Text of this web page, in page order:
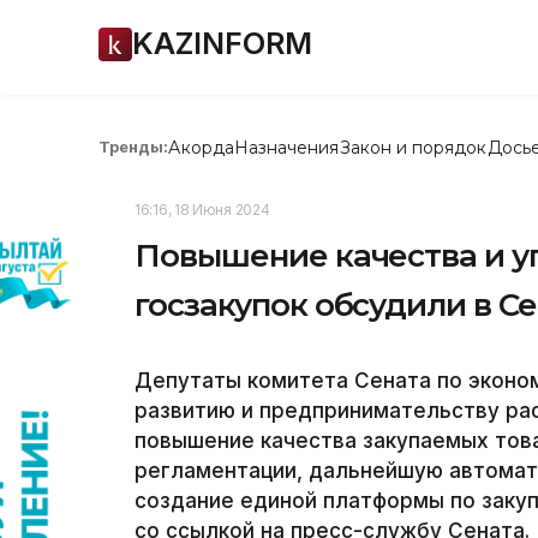
KAZINFORM
Тренды:АкордаНазначенияЗакон и порядок
16:16, 18 Июня 2024
Повышение качества и
госзакупок обсудили в
Депутаты комитета Сената по
развитию и предпринимательству
повышение качества закупаемых
регламентации, дальнейшую
создание единой платформы по
со ссылкой на пресс-службу Сената.